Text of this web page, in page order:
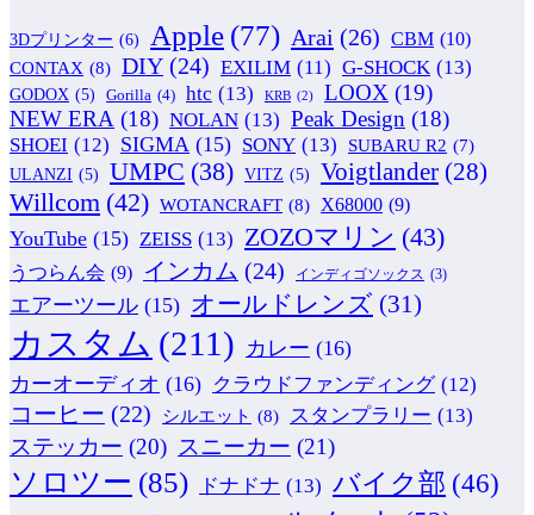
3Dプリンター (6) Apple (77) Arai (26) CBM (10)
CONTAX (8) DIY (24) EXILIM (11) G-SHOCK (13)
GODOX (5) Gorilla (4) htc (13) KRB (2) LOOX (19)
NEW ERA (18) NOLAN (13) Peak Design (18)
SHOEI (12) SIGMA (15) SONY (13) SUBARU R2 (7)
ULANZI (5) UMPC (38) VITZ (5) Voigtlander (28)
Willcom (42) WOTANCRAFT (8) X68000 (9)
YouTube (15) ZEISS (13) ZOZOマリン (43)
うつらん会 (9) インカム (24) インディゴソックス (3)
エアーツール (15) オールドレンズ (31)
カスタム (211) カレー (16)
カーオーディオ (16) クラウドファンディング (12)
コーヒー (22) シルエット (8) スタンプラリー (13)
ステッカー (20) スニーカー (21)
ソロツー (85) ドナドナ (13) バイク部 (46)